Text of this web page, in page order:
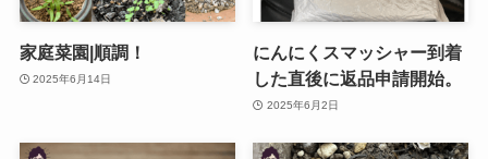
家庭菜園|順調！
2025年6月14日
にんにくスマッシャー到着
した直後に返品申請開始。
2025年6月2日